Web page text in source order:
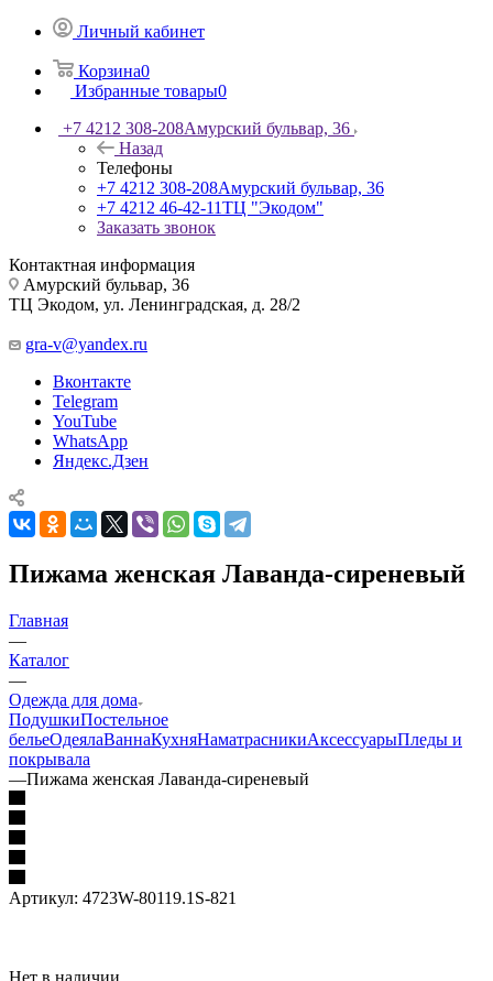
Личный кабинет
Корзина0
Избранные товары0
+7 4212 308-208Амурский бульвар, 36
Назад
Телефоны
+7 4212 308-208Амурский бульвар, 36
+7 4212 46-42-11ТЦ "Экодом"
Заказать звонок
Контактная информация
Амурский бульвар, 36
ТЦ Экодом, ул. Ленинградская, д. 28/2
gra-v@yandex.ru
Вконтакте
Telegram
YouTube
WhatsApp
Яндекс.Дзен
Пижама женская Лаванда-сиреневый
Главная
—
Каталог
—
Одежда для дома
ПодушкиПостельное
бельеОдеялаВаннаКухняНаматрасникиАксессуарыПледы и
покрывала
—Пижама женская Лаванда-сиреневый
Артикул: 4723W-80119.1S-821
Нет в наличии